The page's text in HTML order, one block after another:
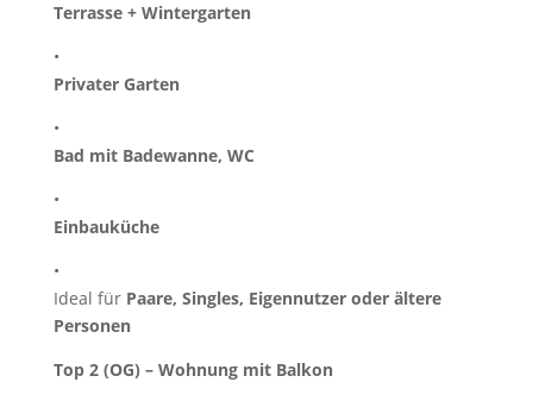
Terrasse + Wintergarten
•
Privater Garten
•
Bad mit Badewanne, WC
•
Einbauküche
•
Ideal für Paare, Singles, Eigennutzer oder ältere
Personen
Top 2 (OG) – Wohnung mit Balkon